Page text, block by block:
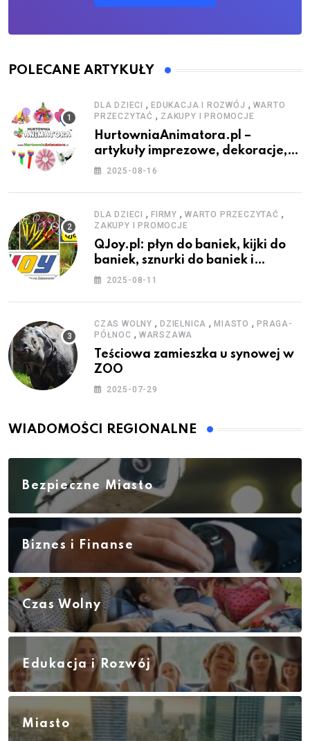
POLECANE ARTYKUŁY
DLA DZIECI , EDUKACJA I ROZWÓJ , WARTO
PRZECZYTAĆ , ZAKUPY I PROMOCJE
HurtowniaAnimatora.pl –
artykuły imprezowe, dekoracje,
stroje i akcesoria dla animatorów
2025-08-16
DLA DZIECI , FIRMY , WARTO PRZECZYTAĆ ,
ZAKUPY I PROMOCJE
QJoy.pl: płyn do baniek, kijki do
baniek, sznurki do baniek i
zestawy do baniek
2025-08-11
CZAS WOLNY , DZIELNICA ,MIASTO ,PRAGA-
PÓŁNOC , WARSZAWA
Teściowa zamieszka u synowej w
ZOO
2025-07-29
WIADOMOŚCI REGIONALNE
Bezpieczne Miasto
Biznes i Finanse
Czas Wolny
Edukacja i Rozwój
Miasto